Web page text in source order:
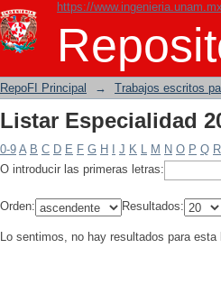
https://www.ingenieria.unam.mx
Listar Especialidad
RepoFI Principal → Trabajos escritos
Listar Especialidad
0-9 A B C D E F G H J K L M N O P Q R
O introducir las primeras letras:
Orden: Resultados:
Lo sentimos, no hay resultados para esta